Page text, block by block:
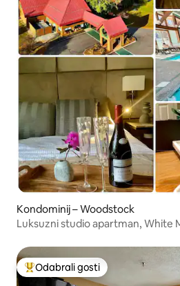
Kondominij – Woodstock
Luksuzni studio apartman, White
Među najviše rangiranima s
Odabrali gosti